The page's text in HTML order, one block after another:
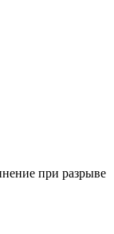
при разрыве